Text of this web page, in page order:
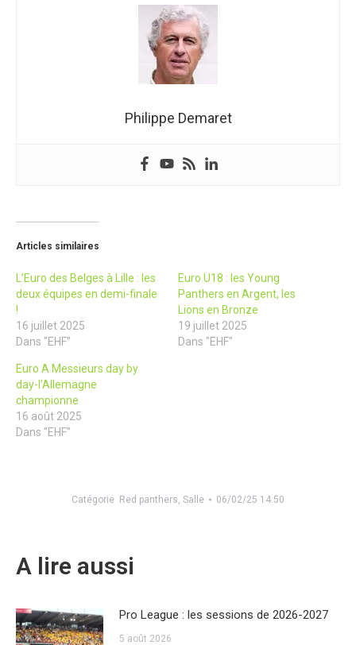
Philippe Demaret
Articles similaires
L’Euro des Belges à Lille : les
deux équipes en demi-finale
!
16 juillet 2025
Dans "EHF"
Euro U18 : les Young
Panthers en Argent, les
Lions en Bronze
19 juillet 2025
Dans "EHF"
Euro A Messieurs day by
day-l’Allemagne
championne
16 août 2025
Dans "EHF"
Catégorie Red panthers, Salle 06/02/25 14:50
A lire aussi
Pro League : les sessions de 2026-2027
5 août 2026